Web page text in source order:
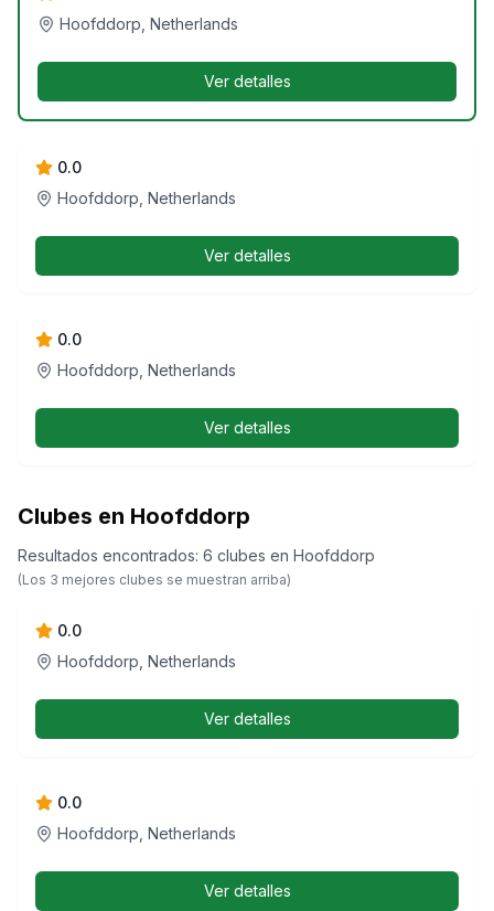
Hoofddorp, Netherlands
Ver detalles
Coffeeshop De Groene Gaper
0.0
Hoofddorp, Netherlands
Ver detalles
Build
0.0
Hoofddorp, Netherlands
Ver detalles
Clubes en Hoofddorp
Resultados encontrados: 6 clubes en Hoofddorp
(Los 3 mejores clubes se muestran arriba)
Span
0.0
Hoofddorp, Netherlands
Ver detalles
Textarea
0.0
Hoofddorp, Netherlands
Ver detalles